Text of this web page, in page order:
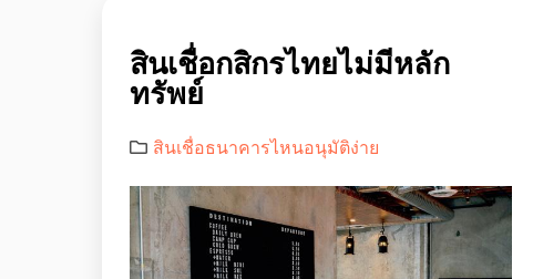
สินเชื่อกสิกรไทยไม่มีหลัก
ทรัพย์
สินเชื่อธนาคารไหนอนุมัติง่าย